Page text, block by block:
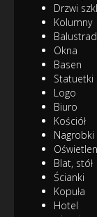
Drzwi
Kolumny
Okna
Basen
Statuetki
Logo
Biuro
Kościół
Nagrobki
Blat, stół
Ścianki
Kopuła
Hotel